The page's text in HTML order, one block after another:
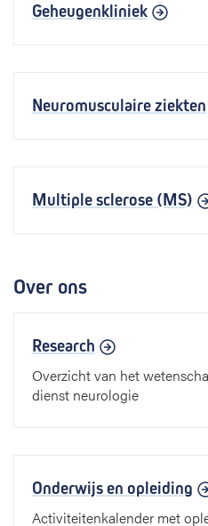
Geheugenkliniek
Neuromusculaire ziekten
Multiple sclerose (MS)
Over ons
Research
Overzicht van het
dienst neurologie
Onderwijs en opleiding
Activiteitenkalender met